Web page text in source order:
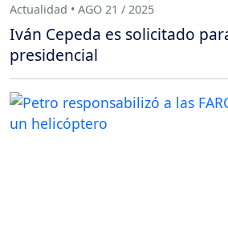
Actualidad • AGO 21 / 2025
Iván Cepeda es solicitado
presidencial